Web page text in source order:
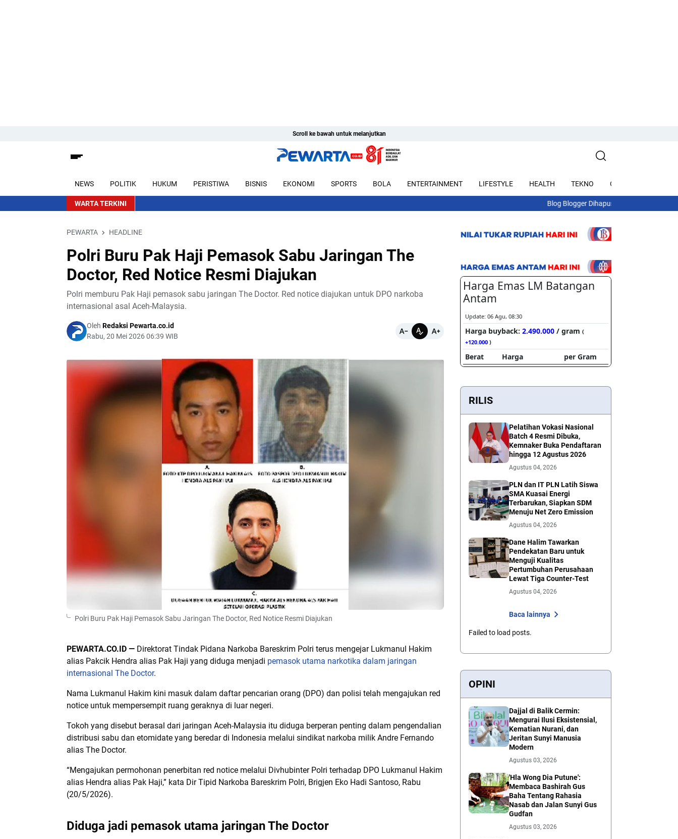
Scroll ke bawah untuk melanjutkan
NEWS POLITIK HUKUM PERISTIWA BISNIS EKONOMI SPORTS BOLA ENTERTAINMENT LIFESTYLE HEALTH TEKNO OTOMOTIF
WARTA TERKINI Blog Blogger Dihapus Google karena Malware? Ini
PEWARTA HEADLINE
Polri Buru Pak Haji Pemasok Sabu Jaringan The
Doctor, Red Notice Resmi Diajukan
Polri memburu Pak Haji pemasok sabu jaringan The Doctor. Red notice diajukan untuk DPO narkoba
internasional asal Aceh-Malaysia.
Oleh Redaksi Pewarta.co.id
Rabu, 20 Mei 2026 06:39 WIB
Polri Buru Pak Haji Pemasok Sabu Jaringan The Doctor, Red Notice Resmi Diajukan
PEWARTA.CO.ID — Direktorat Tindak Pidana Narkoba Bareskrim Polri terus mengejar Lukmanul Hakim
alias Pakcik Hendra alias Pak Haji yang diduga menjadi pemasok utama narkotika dalam jaringan
internasional The Doctor.
Nama Lukmanul Hakim kini masuk dalam daftar pencarian orang (DPO) dan polisi telah mengajukan red
notice untuk mempersempit ruang geraknya di luar negeri.
Tokoh yang disebut berasal dari jaringan Aceh-Malaysia itu diduga berperan penting dalam pengendalian
distribusi sabu dan etomidate yang beredar di Indonesia melalui sindikat narkoba milik Andre Fernando
alias The Doctor.
“Mengajukan permohonan penerbitan red notice melalui Divhubinter Polri terhadap DPO Lukmanul Hakim
alias Hendra alias Pak Haji,” kata Dir Tipid Narkoba Bareskrim Polri, Brigjen Eko Hadi Santoso, Rabu
(20/5/2026).
Diduga jadi pemasok utama jaringan The Doctor
RILIS
Pelatihan Vokasi Nasional
Batch 4 Resmi Dibuka,
Kemnaker Buka Pendaftaran
hingga 12 Agustus 2026
Agustus 04, 2026
PLN dan IT PLN Latih Siswa
SMA Kuasai Energi
Terbarukan, Siapkan SDM
Menuju Net Zero Emission
Agustus 04, 2026
Dane Halim Tawarkan
Pendekatan Baru untuk
Menguji Kualitas
Pertumbuhan Perusahaan
Lewat Tiga Counter-Test
Agustus 04, 2026
Baca lainnya
Failed to load posts.
OPINI
Dajjal di Balik Cermin:
Mengurai Ilusi Eksistensial,
Kematian Nurani, dan
Jeritan Sunyi Manusia
Modern
Agustus 03, 2026
'Hla Wong Dia Putune':
Membaca Bashirah Gus
Baha Tentang Rahasia
Nasab dan Jalan Sunyi Gus
Gudfan
Agustus 03, 2026